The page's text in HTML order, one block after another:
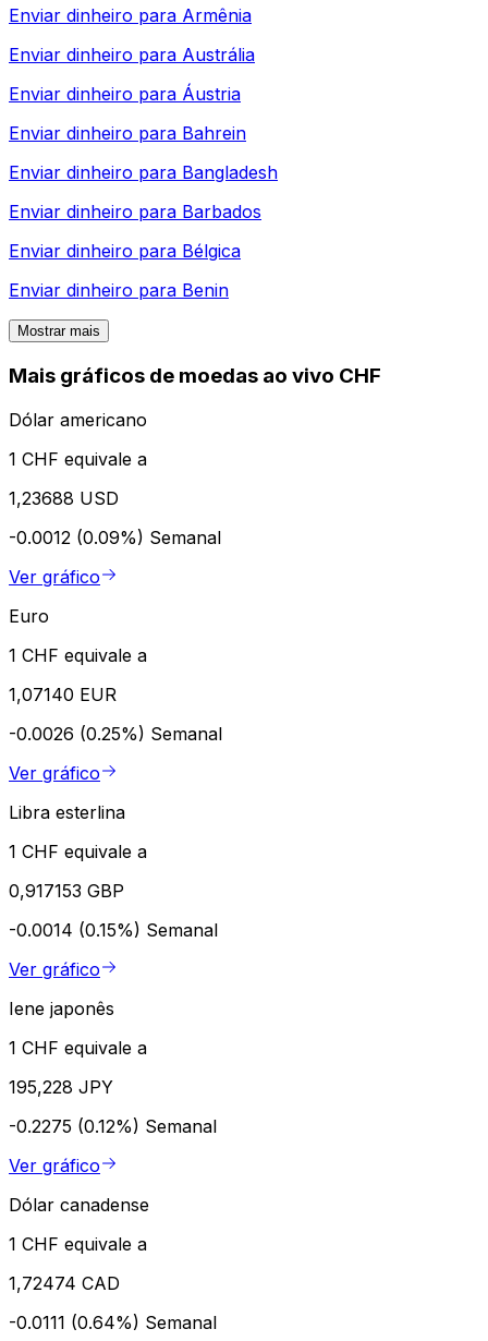
Enviar dinheiro para Armênia
Enviar dinheiro para Austrália
Enviar dinheiro para Áustria
Enviar dinheiro para Bahrein
Enviar dinheiro para Bangladesh
Enviar dinheiro para Barbados
Enviar dinheiro para Bélgica
Enviar dinheiro para Benin
Mostrar mais
Mais gráficos de moedas ao vivo CHF
Dólar americano
1 CHF equivale a
1,23688 USD
-0.0012 (0.09%) Semanal
Ver gráfico
Euro
1 CHF equivale a
1,07140 EUR
-0.0026 (0.25%) Semanal
Ver gráfico
Libra esterlina
1 CHF equivale a
0,917153 GBP
-0.0014 (0.15%) Semanal
Ver gráfico
Iene japonês
1 CHF equivale a
195,228 JPY
-0.2275 (0.12%) Semanal
Ver gráfico
Dólar canadense
1 CHF equivale a
1,72474 CAD
-0.0111 (0.64%) Semanal